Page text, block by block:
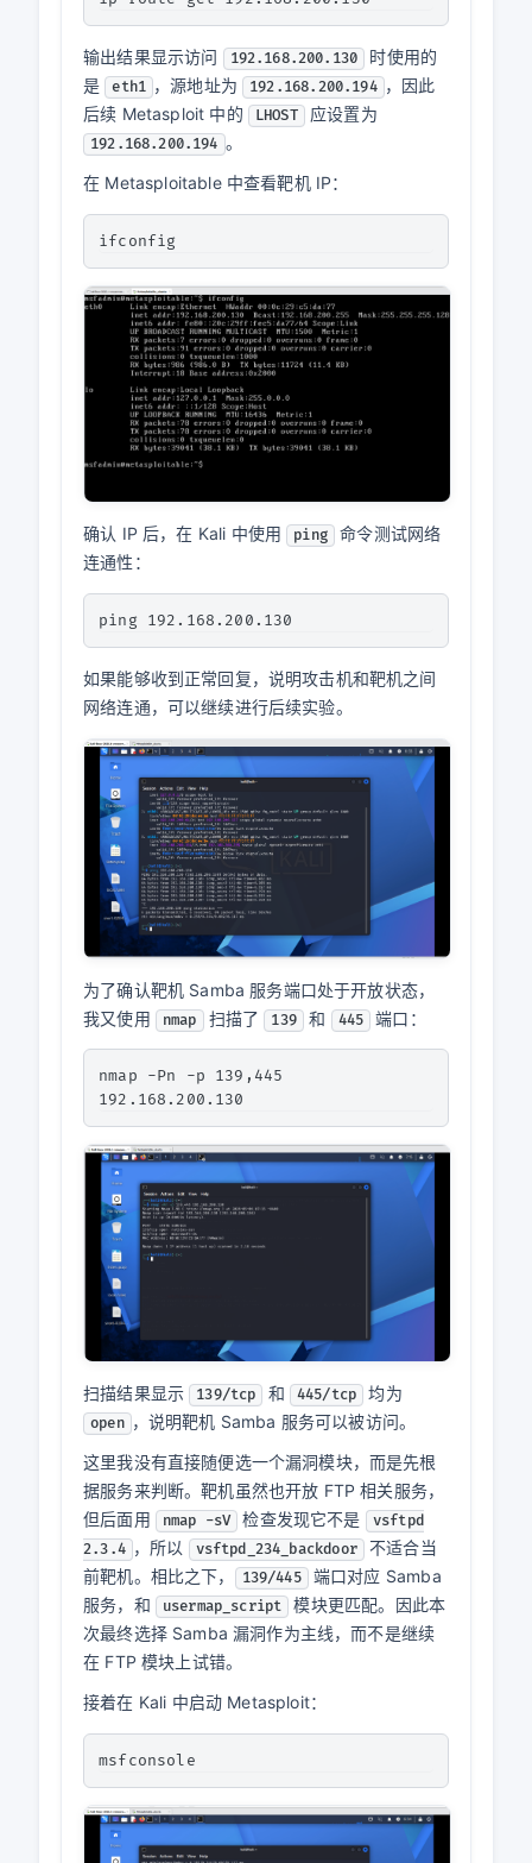
输出结果显示访问 192.168.200.130
时使用的
是 eth1 ，源地址为 192.168.200.194 ，因此
后续 Metasploit 中的
LHOST 应设置为
192.168.200.194 。
在 Metasploitable 中查看靶机 IP：
确认 IP 后，在 Kali 中使用 ping
命令测试网络
连通性：
如果能够收到正常回复，说明攻击机和靶机之间
网络连通，可以继续进行后续实验。
为了确认靶机 Samba 服务端口处于开放状态，
我又使用
nmap 扫描了 139 和 445 端口：
nmap -Pn -p 139,445
扫描结果显示 139/tcp 和 445/tcp 均为
open ，说明靶机 Samba 服务可以被访问。
这里我没有直接随便选一个漏洞模块，而是先根
据服务来判断。靶机虽然也开放 FTP 相关服务，
但后面用
nmap -sV 检查发现它不是
vsftpd
2.3.4 ，所以 vsftpd_234_backdoor 不适合当
前靶机。相比之下，
139/445 端口对应 Samba
服务，和
usermap_script
模块更匹配。因此本
次最终选择 Samba 漏洞作为主线，而不是继续
在 FTP 模块上试错。
接着在 Kali 中启动 Metasploit：